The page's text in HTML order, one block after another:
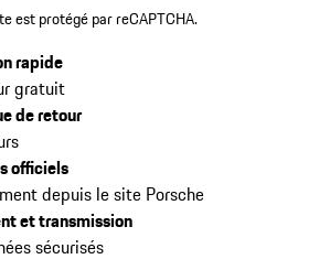
est protégé par reCAPTCHA.
rapide
gratuit
de retour
officiels
depuis le site Porsche
et transmission
sécurisés